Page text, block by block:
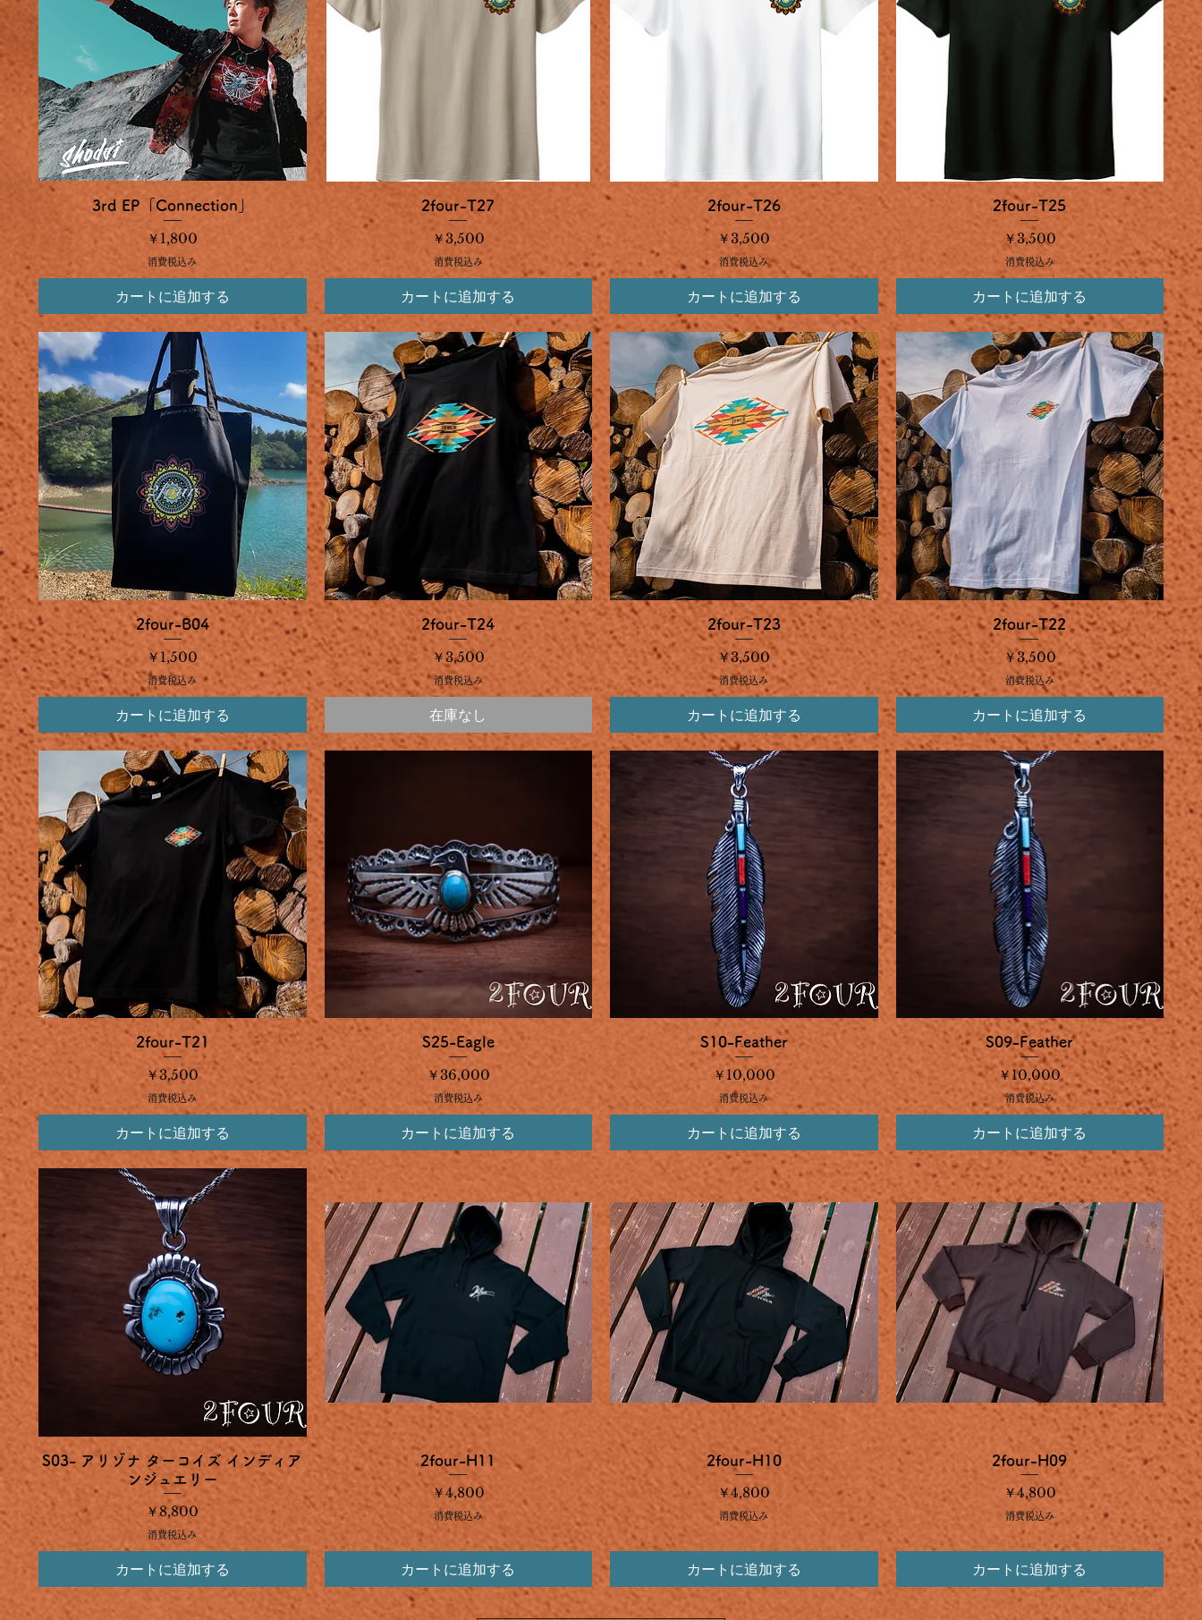
クイックビュー
3rd EP「Connection」
価格
￥1,800
消費税込み
カートに追加する
クイックビュー
2four-T27
価格
￥3,500
消費税込み
カートに追加する
クイックビュー
2four-T26
価格
￥3,500
消費税込み
カートに追加する
クイックビュー
2four-T25
価格
￥3,500
消費税込み
カートに追加する
クイックビュー
2four-B04
価格
￥1,500
消費税込み
カートに追加する
クイックビュー
2four-T24
価格
￥3,500
消費税込み
在庫なし
クイックビュー
2four-T23
価格
￥3,500
消費税込み
カートに追加する
クイックビュー
2four-T22
価格
￥3,500
消費税込み
カートに追加する
クイックビュー
2four-T21
価格
￥3,500
消費税込み
カートに追加する
クイックビュー
S25-Eagle
価格
￥36,000
消費税込み
カートに追加する
クイックビュー
S10-Feather
価格
￥10,000
消費税込み
カートに追加する
クイックビュー
S09-Feather
価格
￥10,000
消費税込み
カートに追加する
クイックビュー
S03- アリゾナ ターコイズ インディア
ンジュエリー
価格
￥8,800
消費税込み
カートに追加する
クイックビュー
2four-H11
価格
￥4,800
消費税込み
カートに追加する
クイックビュー
2four-H10
価格
￥4,800
消費税込み
カートに追加する
クイックビュー
2four-H09
価格
￥4,800
消費税込み
カートに追加する